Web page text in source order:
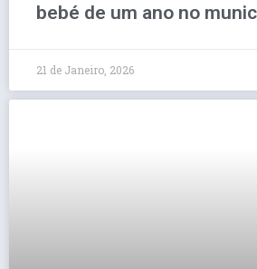
bebé de um ano no
21 de Janeiro, 2026